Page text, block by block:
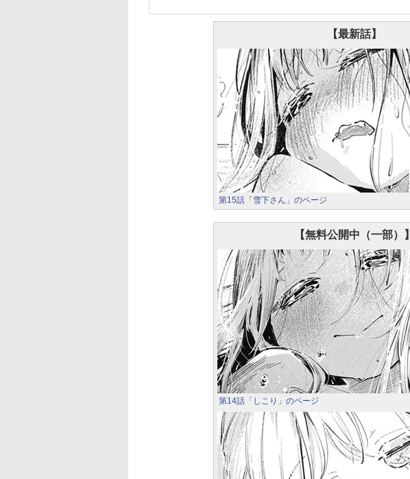
【最新話】
第15話「雪下さん」のページ
【無料公開中（一部）】
第14話「しこり」のページ